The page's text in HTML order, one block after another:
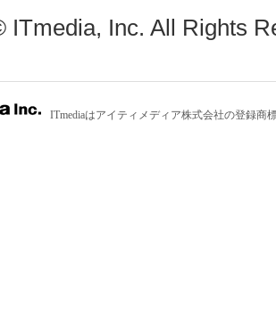
ITmedia, Inc. All Rights
ITmediaはアイティメディア株式会社の登録商